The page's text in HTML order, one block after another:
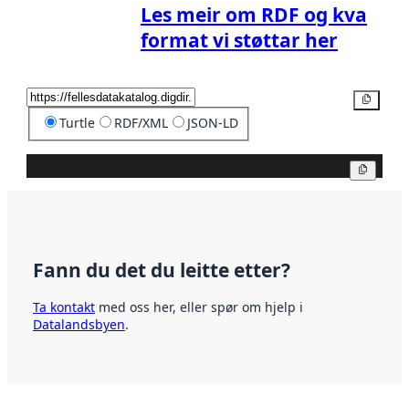
Les meir om RDF og kva
format vi støttar her
Turtle RDF/XML JSON-LD
Fann du det du leitte etter?
Ta kontakt med oss her, eller spør om hjelp i
Datalandsbyen.